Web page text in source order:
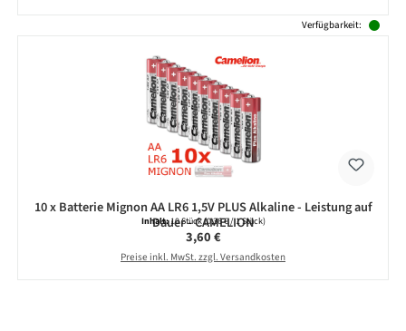
Verfügbarkeit:
10 x Batterie Mignon AA LR6 1,5V PLUS Alkaline - Leistung auf
Dauer - CAMELION
Inhalt:10 Stück(0,36 € / 1 Stück)
Regulärer Preis:
3,60 €
Preise inkl. MwSt. zzgl. Versandkosten